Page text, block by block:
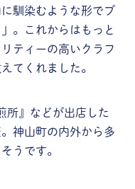
馴染むような形でブ
。これからはもっと
ティーの高いクラフ
てくれました。
所』などが出店した
神山町の内外から多
うです。